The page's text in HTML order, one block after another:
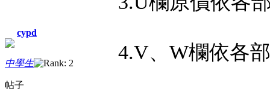
cypd
中學生
帖子
4.V、W欄依各部